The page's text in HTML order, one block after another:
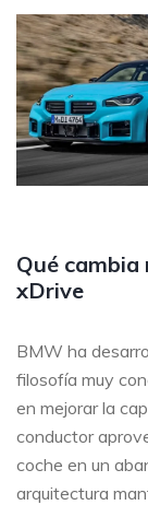
Qué
xDrive
BMW ha
filosofía muy
en mejorar la
conductor
coche en un
arquitectura